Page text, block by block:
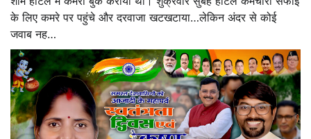
के लिए कमरे पर पहुंचे और दरवाजा खटखटाया…लेकिन अंदर से कोई
जवाब नह…